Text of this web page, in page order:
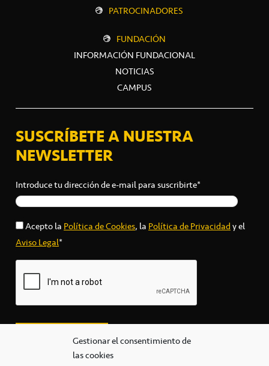
Gestionar el consentimiento de
las cookies
PATROCINADORES
FUNDACIÓN
INFORMACIÓN FUNDACIONAL
NOTICIAS
CAMPUS
SUSCRÍBETE A NUESTRA
NEWSLETTER
Introduce tu dirección de e-mail para suscribirte*
Acepto laPolítica de Cookies, laPolítica de Privacidady el
Aviso Legal*